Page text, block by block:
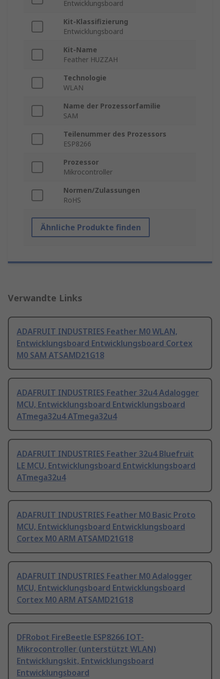
Entwicklungsboard
Kit-Klassifizierung
Entwicklungsboard
Kit-Name
Feather HUZZAH
Technologie
WLAN
Name der Prozessorfamilie
SAM
Teilenummer des Prozessors
ESP8266
Prozessor
Mikrocontroller
Normen/Zulassungen
RoHS
Ähnliche Produkte finden
Verwandte Links
ADAFRUIT INDUSTRIES Feather M0 WLAN,
Entwicklungsboard Entwicklungsboard Cortex
M0 SAM ATSAMD21G18
ADAFRUIT INDUSTRIES Feather 32u4 Adalogger
MCU, Entwicklungsboard Entwicklungsboard
ATmega32u4 ATmega32u4
ADAFRUIT INDUSTRIES Feather 32u4 Bluefruit
LE MCU, Entwicklungsboard Entwicklungsboard
ATmega32u4
ADAFRUIT INDUSTRIES Feather M0 Basic Proto
MCU, Entwicklungsboard Entwicklungsboard
Cortex M0 ARM ATSAMD21G18
ADAFRUIT INDUSTRIES Feather M0 Adalogger
MCU, Entwicklungsboard Entwicklungsboard
Cortex M0 ARM ATSAMD21G18
DFRobot FireBeetle ESP8266 IOT-
Mikrocontroller (unterstützt WLAN)
Entwicklungskit, Entwicklungsboard
Entwicklungsboard